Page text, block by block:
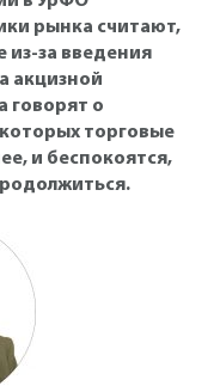
рынка считают,
из-за введения
акцизной
говорят о
торговые
и беспокоятся,